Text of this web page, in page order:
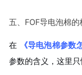
五、FOF导电泡棉
在 《导电泡棉参数
参数的含义，这里